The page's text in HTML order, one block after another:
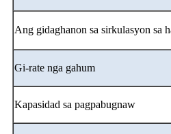
Ang gidaghanon sa sirkulasyon sa
Gi-rate nga gahum
Kapasidad sa pagpabugnaw